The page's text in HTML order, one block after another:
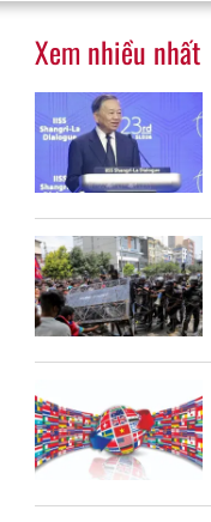
Xem nhiều nhất